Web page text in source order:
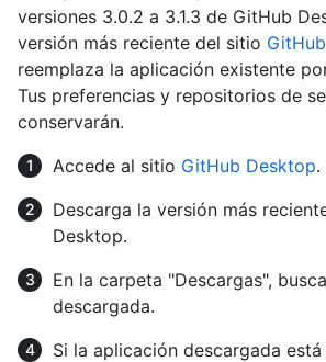
versiones 3.0.2 a 3.1.3 de GitHub
versión más reciente del sitio
reemplaza la aplicación existente
Tus preferencias y repositorios de
conservarán.
Accede al sitio GitHub Desktop.
Descarga la versión más
Desktop.
En la carpeta "Descargas",
descargada.
Si la aplicación descargada está